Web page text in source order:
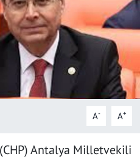
A- A+
Antalya Milletvekili